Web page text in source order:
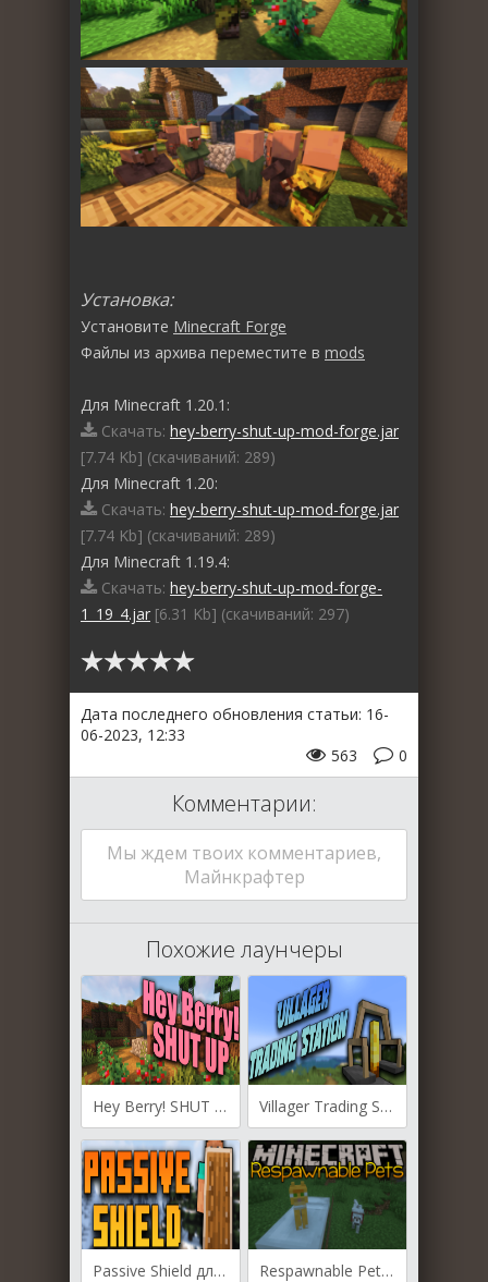
Установка:
Установите Minecraft Forge
Файлы из архива переместите в mods
Для Minecraft 1.20.1:
Скачать: hey-berry-shut-up-mod-forge.jar
[7.74 Kb] (cкачиваний: 289)
Для Minecraft 1.20:
Скачать: hey-berry-shut-up-mod-forge.jar
[7.74 Kb] (cкачиваний: 289)
Для Minecraft 1.19.4:
Скачать: hey-berry-shut-up-mod-forge-
1_19_4.jar [6.31 Kb] (cкачиваний: 297)
Дата последнего обновления статьи: 16-
06-2023, 12:33
0
563
Комментарии:
Мы ждем твоих комментариев,
Майнкрафтер
Похожие лаунчеры
Hey Berry! SHUT UP для Майнкрафт [1.19.3, 1.19.2, 1.18.2] Villager Trading Station для Майнкрафт [1.19.2, 1.18.2]
Passive Shield для Майнкрафт [1.19.3, 1.19.2, 1.19.1] Respawnable Pets для Майнкрафт 1.12.2